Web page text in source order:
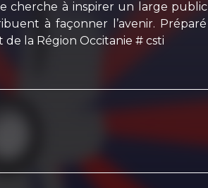
cherche à inspirer un large
à façonner l’avenir.
de la Région Occitanie # csti